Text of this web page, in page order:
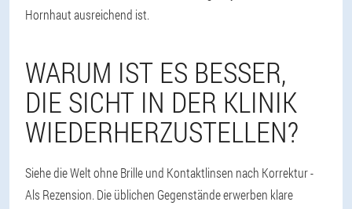
Hornhaut ausreichend ist.
WARUM IST ES BESSER,
DIE SICHT IN DER KLINIK
WIEDERHERZUSTELLEN?
Siehe die Welt ohne Brille und Kontaktlinsen nach Korrektur -
Als Rezension. Die üblichen Gegenstände erwerben klare